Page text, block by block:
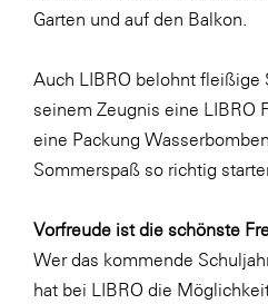
Gardena
GBV - Verband
Bauvereinigungen
Getzner Werkstoffe
ikp
Garten und auf den Balkon.
Auch LIBRO belohnt fleißige
seinem Zeugnis eine LIBRO
eine Packung
Sommerspaß so richtig
Vorfreude ist die schönste
Wer das kommende
hat bei LIBRO die